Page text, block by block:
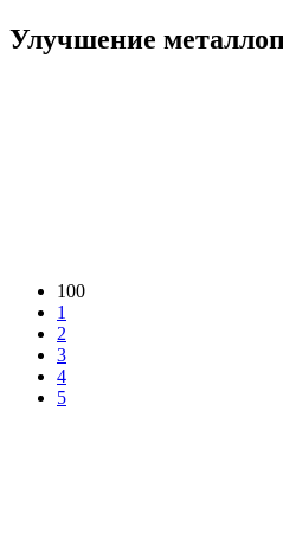
Улучшение
100
1
2
3
4
5